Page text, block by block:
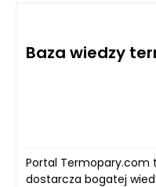
Baza wiedzy
Portal Termopary.com
dostarcza bogatej